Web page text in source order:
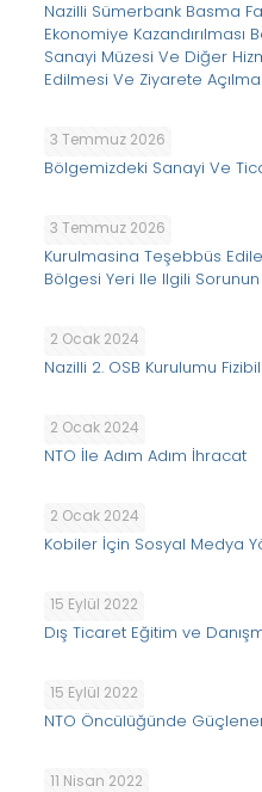
Nazilli Sümerbank Basma
Ekonomiye Kazandırılması
Sanayi Müzesi Ve Diğer
Edilmesi Ve Ziyarete
3 Temmuz 2026
Bölgemizdeki Sanayi Ve
3 Temmuz 2026
Kurulmasina Teşebbüs
Bölgesi Yeri Ile Ilgili
2 Ocak 2024
Nazilli 2. OSB Kurulumu
2 Ocak 2024
NTO İle Adım Adım İhracat
2 Ocak 2024
Kobiler İçin Sosyal Medya
15 Eylül 2022
Dış Ticaret Eğitim ve
15 Eylül 2022
NTO Öncülüğünde
11 Nisan 2022